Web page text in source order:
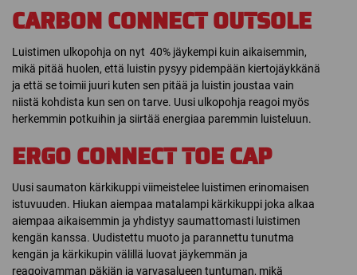
CARBON CONNECT OUTSOLE
Luistimen ulkopohja on nyt 40% jäykempi kuin aikaisemmin,
mikä pitää huolen, että luistin pysyy pidempään kiertojäykkänä
ja että se toimii juuri kuten sen pitää ja luistin joustaa vain
niistä kohdista kun sen on tarve. Uusi ulkopohja reagoi myös
herkemmin potkuihin ja siirtää energiaa paremmin luisteluun.
ERGO CONNECT TOE CAP
Uusi saumaton kärkikuppi viimeistelee luistimen erinomaisen
istuvuuden. Hiukan aiempaa matalampi kärkikuppi joka alkaa
aiempaa aikaisemmin ja yhdistyy saumattomasti luistimen
kengän kanssa. Uudistettu muoto ja parannettu tunutma
kengän ja kärkikupin välillä luovat jäykemmän ja
reagoivamman päkiän ja varvasalueen tuntuman, mikä